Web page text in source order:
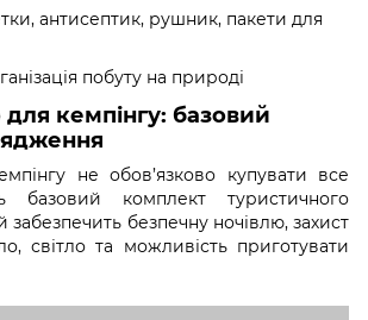
антисептик, рушник, пакети для
кемпінгу: базовий
не обов’язково купувати все
базовий комплект туристичного
забезпечить безпечну ночівлю, захист
світло та можливість приготувати